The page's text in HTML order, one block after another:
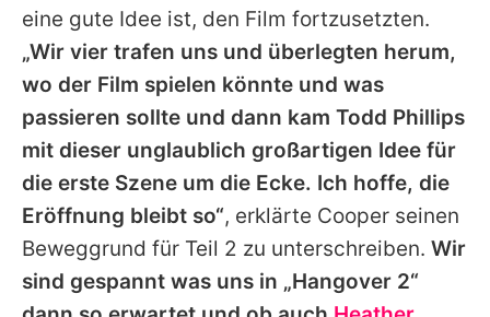
eine gute Idee ist, den Film fortzusetzten.
„Wir vier trafen uns und überlegten herum,
wo der Film spielen könnte und was
passieren sollte und dann kam Todd Phillips
mit dieser unglaublich großartigen Idee für
die erste Szene um die Ecke. Ich hoffe, die
Eröffnung bleibt so“, erklärte Cooper seinen
Beweggrund für Teil 2 zu unterschreiben. Wir
sind gespannt was uns in „Hangover 2“